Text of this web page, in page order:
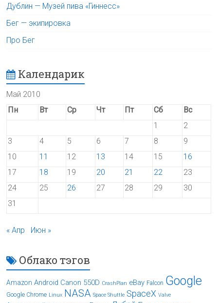
Дублин — Музей пива «Гиннесс»
Бег — экипировка
Про Бег
Календарик
Май 2010
Пн
Вт Ср Чт Пт Сб
Вс
1
2
3
4 5 6 7 8
9
10
11 12 13 14 15
16
17
18 19 20 21 22
23
24
25 26 27 28 29
30
31
« Апр Июн »
Облако тэгов
Amazon Android Canon 550D CrashPlan eBay Falcon Google
Google Chrome Linux NASA Space Shuttle SpaceX Valve